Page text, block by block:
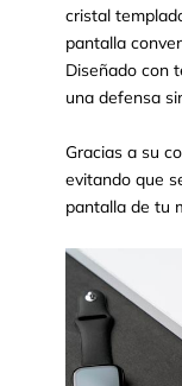
cristal
pantalla
Diseñado con
una defensa
Gracias a su
evitando que
pantalla de tu